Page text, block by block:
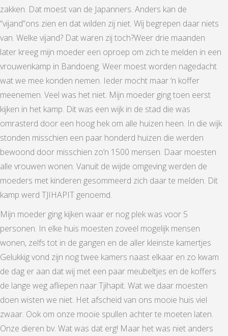
zakken. Dat moest van de Japanners. Anders kan de
“vijand”ons zien en dat wilden zij niet. Wij begrepen daar niets
van. Welke vijand? Dat waren zij toch?Weer drie maanden
later kreeg mijn moeder een oproep om zich te melden in een
vrouwenkamp in Bandoeng. Weer moest worden nagedacht
wat we mee konden nemen. Ieder mocht maar ‘n koffer
meenemen. Veel was het niet. Mijn moeder ging toen eerst
kijken in het kamp. Dit was een wijk in de stad die was
omrasterd door een hoog hek om alle huizen heen. In die wijk
stonden misschien een paar honderd huizen die werden
bewoond door misschien zo’n 1500 mensen. Daar moesten
alle vrouwen wonen. Vanuit de wijde omgeving werden de
moeders met kinderen gesommeerd zich daar te melden. Dit
kamp werd TJIHAPIT genoemd.
Mijn moeder ging kijken waar er nog plek was voor 5
personen. In elke huis moesten zoveel mogelijk mensen
wonen, zelfs tot in de gangen en de aller kleinste kamertjes
Gelukkig vond zijn nog twee kamers naast elkaar en zo kwam
de dag er aan dat wij met een paar meubeltjes en de koffers
de lange weg afliepen naar Tjihapit. Wat we daar moesten
doen wisten we niet. Het afscheid van ons mooie huis viel
zwaar. Ook om onze mooie spullen achter te moeten laten.
Onze dieren bv. Wat was dat erg! Maar het was niet anders